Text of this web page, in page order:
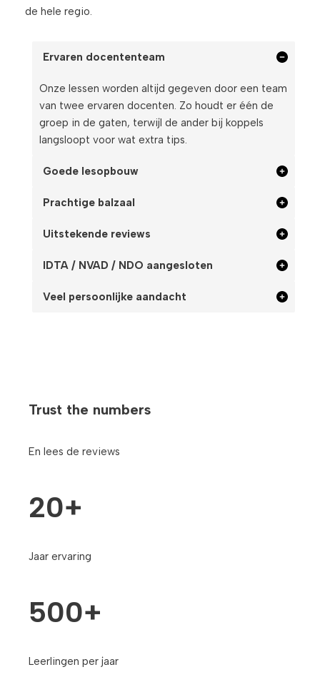
de hele regio.
Ervaren docententeam
Onze lessen worden altijd gegeven door een team
van twee ervaren docenten. Zo houdt er één de
groep in de gaten, terwijl de ander bij koppels
langsloopt voor wat extra tips.
Goede lesopbouw
Prachtige balzaal
Uitstekende reviews
IDTA / NVAD / NDO aangesloten
Veel persoonlijke aandacht
Trust the numbers
En lees de reviews
20+
Jaar ervaring
500+
Leerlingen per jaar